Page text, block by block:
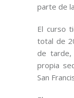
parte de
El curso
total de
de
propia
San